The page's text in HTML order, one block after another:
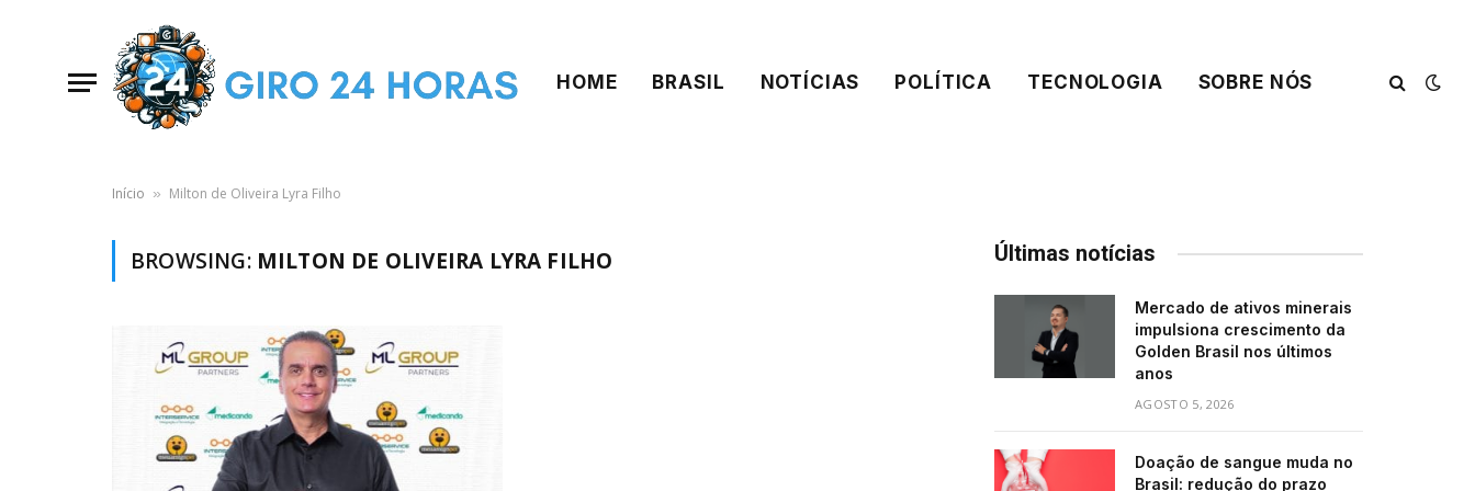
HOME BRASIL NOTÍCIAS POLÍTICA TECNOLOGIA SOBRE NÓS
Início » Milton de Oliveira Lyra Filho
BROWSING: MILTON DE OLIVEIRA LYRA FILHO Últimas notícias
Mercado de ativos minerais
impulsiona crescimento da
Golden Brasil nos últimos
anos
AGOSTO 5, 2026
Doação de sangue muda no
Brasil: redução do prazo